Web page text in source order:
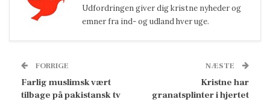
Udfordringen giver dig kristne nyheder og
emner fra ind- og udland hver uge.
FORRIGE
Farlig muslimsk vært
tilbage på pakistansk tv
NÆSTE
Kristne har
granatsplinter i hjertet